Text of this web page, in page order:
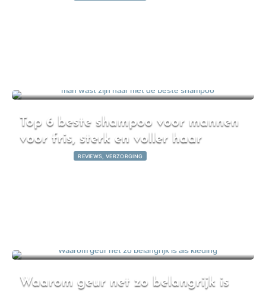
Top 6 beste shampoo voor mannen
voor fris, sterk en voller haar
REVIEWS, VERZORGING
Waarom geur net zo belangrijk is